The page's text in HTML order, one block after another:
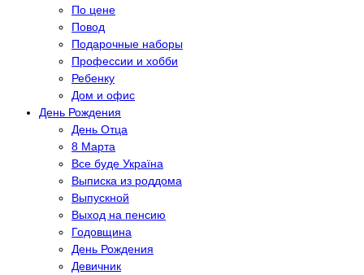
По цене
Повод
Подарочные наборы
Профессии и хобби
Ребенку
Дом и офис
Дeнь Рождения
День Отца
8 Марта
Все буде Україна
Выписка из роддома
Выпускной
Выход на пенсию
Годовщина
Дeнь Рождения
Девичник